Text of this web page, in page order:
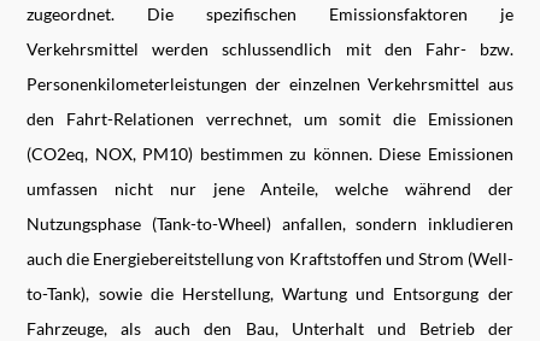
zugeordnet. Die spezifischen Emissionsfaktoren je
Verkehrsmittel werden schlussendlich mit den Fahr- bzw.
Personenkilometerleistungen der einzelnen Verkehrsmittel aus
den Fahrt-Relationen verrechnet, um somit die Emissionen
(CO2eq, NOX, PM10) bestimmen zu können. Diese Emissionen
umfassen nicht nur jene Anteile, welche während der
Nutzungsphase (Tank-to-Wheel) anfallen, sondern inkludieren
auch die Energiebereitstellung von Kraftstoffen und Strom (Well-
to-Tank), sowie die Herstellung, Wartung und Entsorgung der
Fahrzeuge, als auch den Bau, Unterhalt und Betrieb der